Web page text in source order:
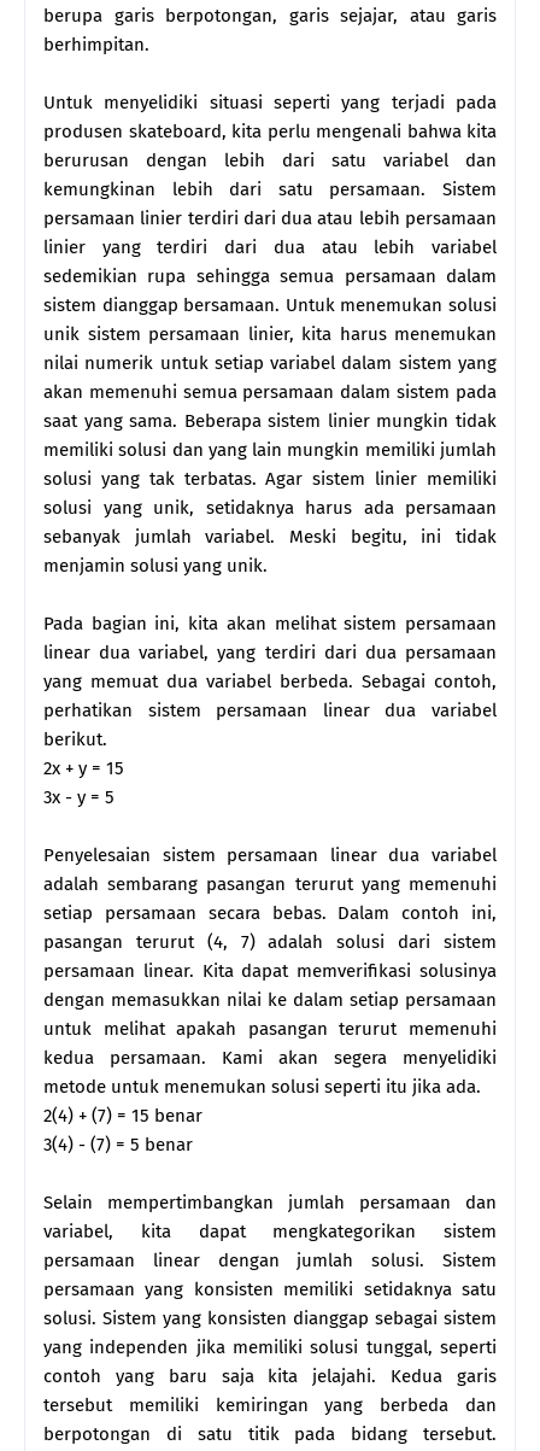
berupa garis berpotongan, garis sejajar, atau garis
berhimpitan.
Untuk menyelidiki situasi seperti yang terjadi pada
produsen skateboard, kita perlu mengenali bahwa kita
berurusan dengan lebih dari satu variabel dan
kemungkinan lebih dari satu persamaan. Sistem
persamaan linier terdiri dari dua atau lebih persamaan
linier yang terdiri dari dua atau lebih variabel
sedemikian rupa sehingga semua persamaan dalam
sistem dianggap bersamaan. Untuk menemukan solusi
unik sistem persamaan linier, kita harus menemukan
nilai numerik untuk setiap variabel dalam sistem yang
akan memenuhi semua persamaan dalam sistem pada
saat yang sama. Beberapa sistem linier mungkin tidak
memiliki solusi dan yang lain mungkin memiliki jumlah
solusi yang tak terbatas. Agar sistem linier memiliki
solusi yang unik, setidaknya harus ada persamaan
sebanyak jumlah variabel. Meski begitu, ini tidak
menjamin solusi yang unik.
Pada bagian ini, kita akan melihat sistem persamaan
linear dua variabel, yang terdiri dari dua persamaan
yang memuat dua variabel berbeda. Sebagai contoh,
perhatikan sistem persamaan linear dua variabel
berikut.
2x + y = 15
3x - y = 5
Penyelesaian sistem persamaan linear dua variabel
adalah sembarang pasangan terurut yang memenuhi
setiap persamaan secara bebas. Dalam contoh ini,
pasangan terurut (4, 7) adalah solusi dari sistem
persamaan linear. Kita dapat memverifikasi solusinya
dengan memasukkan nilai ke dalam setiap persamaan
untuk melihat apakah pasangan terurut memenuhi
kedua persamaan. Kami akan segera menyelidiki
metode untuk menemukan solusi seperti itu jika ada.
2(4) + (7) = 15 benar
3(4) - (7) = 5 benar
Selain mempertimbangkan jumlah persamaan dan
variabel, kita dapat mengkategorikan sistem
persamaan linear dengan jumlah solusi. Sistem
persamaan yang konsisten memiliki setidaknya satu
solusi. Sistem yang konsisten dianggap sebagai sistem
yang independen jika memiliki solusi tunggal, seperti
contoh yang baru saja kita jelajahi. Kedua garis
tersebut memiliki kemiringan yang berbeda dan
berpotongan di satu titik pada bidang tersebut.